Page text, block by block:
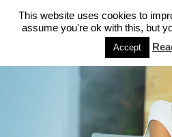
This website uses cookies to
assume you're ok with this, but
Accept